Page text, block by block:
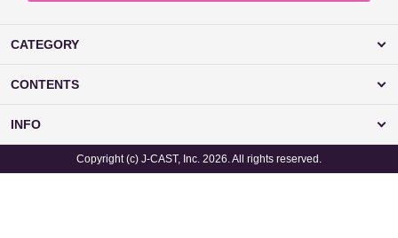
CATEGORY
CONTENTS
INFO
Copyright (c) J-CAST, Inc. 2026. All rights reserved.